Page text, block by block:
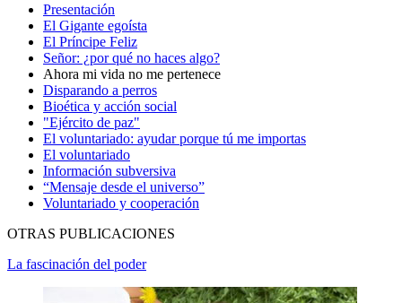
Presentación
El Gigante egoísta
El Príncipe Feliz
Señor: ¿por qué no haces algo?
Ahora mi vida no me pertenece
Disparando a perros
Bioética y acción social
"Ejército de paz"
El voluntariado: ayudar porque tú me importas
El voluntariado
Información subversiva
“Mensaje desde el universo”
Voluntariado y cooperación
OTRAS PUBLICACIONES
La fascinación del poder